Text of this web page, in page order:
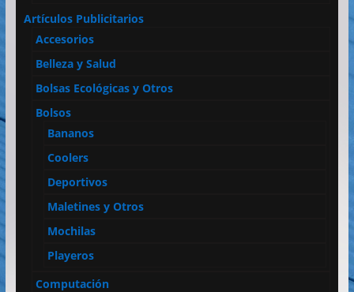
Artículos Publicitarios
Accesorios
Belleza y Salud
Bolsas Ecológicas y Otros
Bolsos
Bananos
Coolers
Deportivos
Maletines y Otros
Mochilas
Playeros
Computación